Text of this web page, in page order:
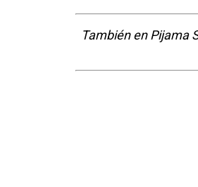
También en Pijama